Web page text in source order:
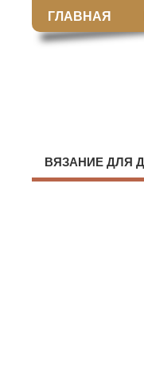
ГЛАВНАЯ
ВЯЗАНИЕ ДЛЯ